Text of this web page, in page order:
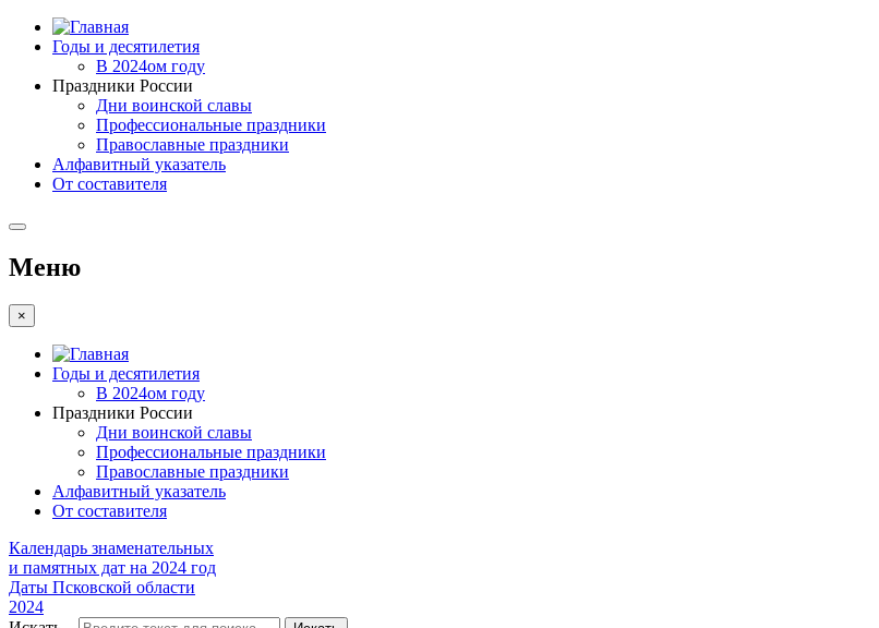
Годы и десятилетия
В 2024ом году
Праздники России
Дни воинской славы
Профессиональные праздники
Православные праздники
Алфавитный указатель
От составителя
Меню
×
Годы и десятилетия
В 2024ом году
Праздники России
Дни воинской славы
Профессиональные праздники
Православные праздники
Алфавитный указатель
От составителя
Календарь знаменательных
и памятных дат на 2024 год
Даты Псковской области
2024